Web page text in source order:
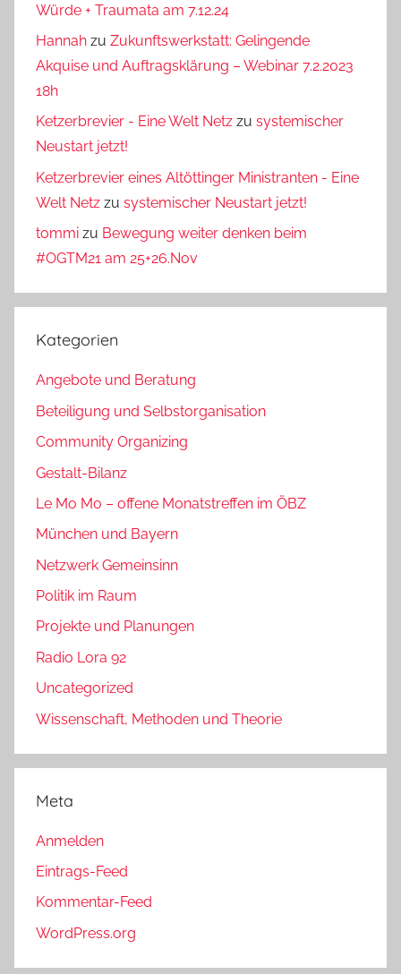
Würde + Traumata am 7.12.24
Hannah zu Zukunftswerkstatt: Gelingende
Akquise und Auftragsklärung – Webinar 7.2.2023
18h
Ketzerbrevier - Eine Welt Netz zu systemischer
Neustart jetzt!
Ketzerbrevier eines Altöttinger Ministranten - Eine
Welt Netz zu systemischer Neustart jetzt!
tommi zu Bewegung weiter denken beim
#OGTM21 am 25+26.Nov
Kategorien
Angebote und Beratung
Beteiligung und Selbstorganisation
Community Organizing
Gestalt-Bilanz
Le Mo Mo – offene Monatstreffen im ÖBZ
München und Bayern
Netzwerk Gemeinsinn
Politik im Raum
Projekte und Planungen
Radio Lora 92
Uncategorized
Wissenschaft, Methoden und Theorie
Meta
Anmelden
Eintrags-Feed
Kommentar-Feed
WordPress.org